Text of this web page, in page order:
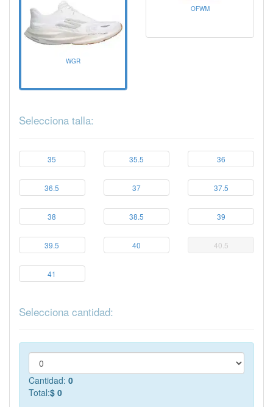
WGR
OFWM
Selecciona talla:
35 35.5 36
36.5 37 37.5
38 38.5 39
39.5 40 40.5
41
Selecciona cantidad:
Cantidad: 0
Total:$ 0